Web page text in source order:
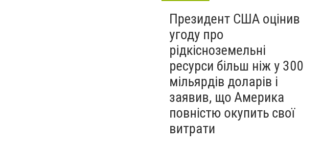
Президент США оцінив
угоду про
рідкісноземельні
ресурси більш ніж у 300
мільярдів доларів і
заявив, що Америка
повністю окупить свої
витрати